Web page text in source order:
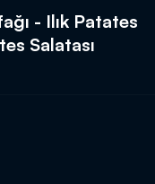
- Ilık Patates
Salatası